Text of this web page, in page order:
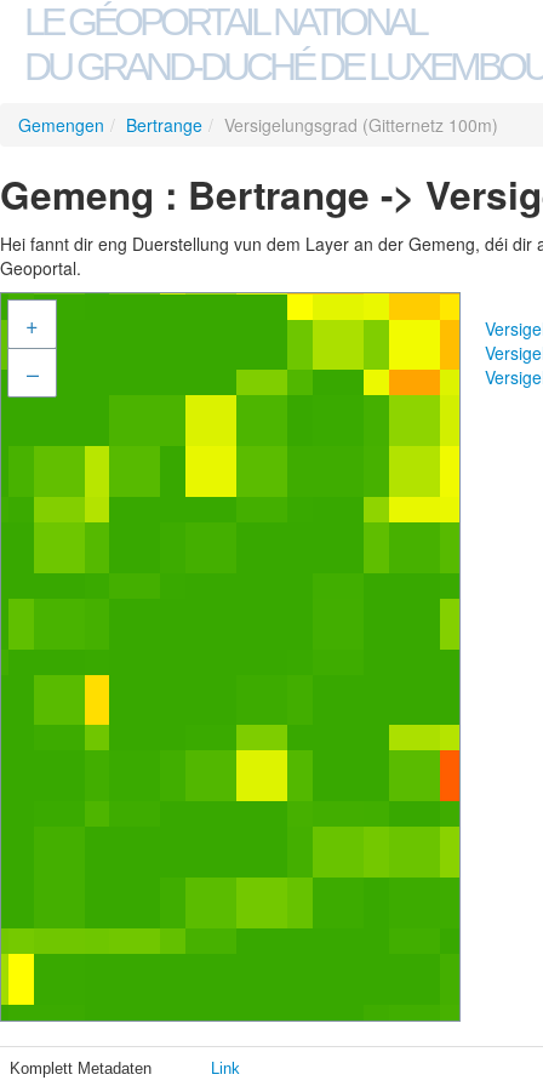
LE GÉOPORTAIL NATIONAL
DU GRAND-DUCHÉ DE
Gemengen / Bertrange / Versigelungsgrad (Gitternetz 100m)
Gemeng : Bertrange ->
Hei fannt dir eng Duerstellung vun dem Layer an der Gemeng, déi
Geoportal.
+
–
Komplett Metadaten Link